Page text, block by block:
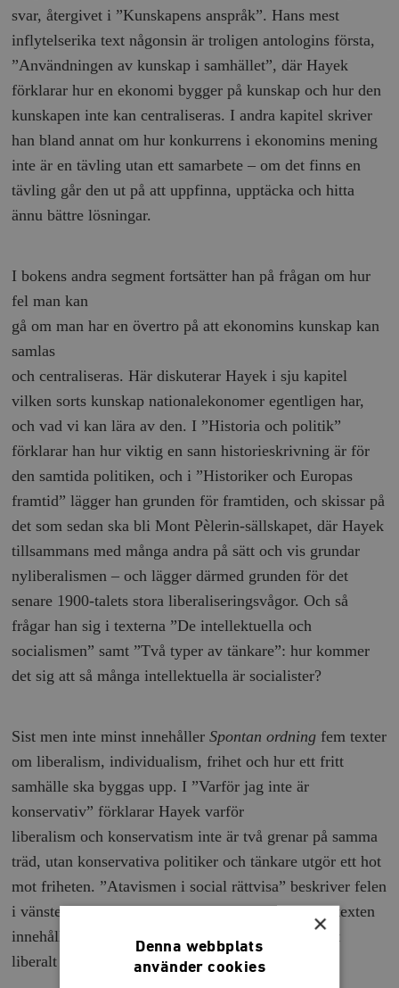
svar, återgivet i ”Kunskapens anspråk”. Hans mest
inflytelserika text någonsin är troligen antologins första,
”Användningen av kunskap i samhället”, där Hayek
förklarar hur en ekonomi bygger på kunskap och hur den
kunskapen inte kan centraliseras. I andra kapitel skriver
han bland annat om hur konkurrens i ekonomins mening
inte är en tävling utan ett samarbete – om det finns en
tävling går den ut på att uppfinna, upptäcka och hitta
ännu bättre lösningar.
I bokens andra segment fortsätter han på frågan om hur
fel man kan
gå om man har en övertro på att ekonomins kunskap kan
samlas
och centraliseras. Här diskuterar Hayek i sju kapitel
vilken sorts kunskap nationalekonomer egentligen har,
och vad vi kan lära av den. I ”Historia och politik”
förklarar han hur viktig en sann historieskrivning är för
den samtida politiken, och i ”Historiker och Europas
framtid” lägger han grunden för framtiden, och skissar på
det som sedan ska bli Mont Pèlerin-sällskapet, där Hayek
tillsammans med många andra på sätt och vis grundar
nyliberalismen – och lägger därmed grunden för det
senare 1900-talets stora liberaliseringsvågor. Och så
frågar han sig i texterna ”De intellektuella och
socialismen” samt ”Två typer av tänkare”: hur kommer
det sig att så många intellektuella är socialister?
Sist men inte minst innehållerSpontan ordning fem texter
om liberalism, individualism, frihet och hur ett fritt
samhälle ska byggas upp. I ”Varför jag inte är
konservativ” förklarar Hayek varför
liberalism och konservatism inte är två grenar på samma
träd, utan konservativa politiker och tänkare utgör ett hot
mot friheten. ”Atavismen i social rättvisa” beskriver felen
i vänsterns jämlikhetssträvan, och den avslutande texten
innehåller precis vad titeln säger: ”Principer för ett
liberalt samhälle”.
×
Denna webbplats
använder cookies